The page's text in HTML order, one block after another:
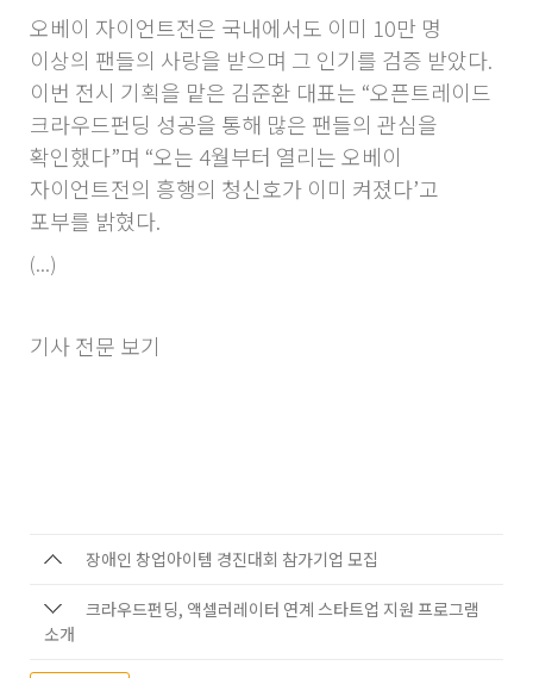
오베이 자이언트전은 국내에서도 이미 10만 명
이상의 팬들의 사랑을 받으며 그 인기를 검증 받았다.
이번 전시 기획을 맡은 김준환 대표는 “오픈트레이드
크라우드펀딩 성공을 통해 많은 팬들의 관심을
확인했다”며 “오는 4월부터 열리는 오베이
자이언트전의 흥행의 청신호가 이미 켜졌다’고
포부를 밝혔다.
(...)
기사 전문 보기
장애인 창업아이템 경진대회 참가기업 모집
크라우드펀딩, 액셀러레이터 연계 스타트업 지원 프로그램
소개